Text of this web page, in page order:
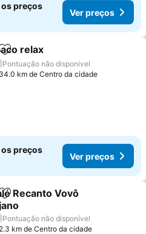
os preços
Ver preços
Adicionar aos favoritos
relax
Pontuação não disponível
km de Centro da cidade
os preços
Ver preços
Adicionar aos favoritos
Recanto Vovô
Pontuação não disponível
km de Centro da cidade